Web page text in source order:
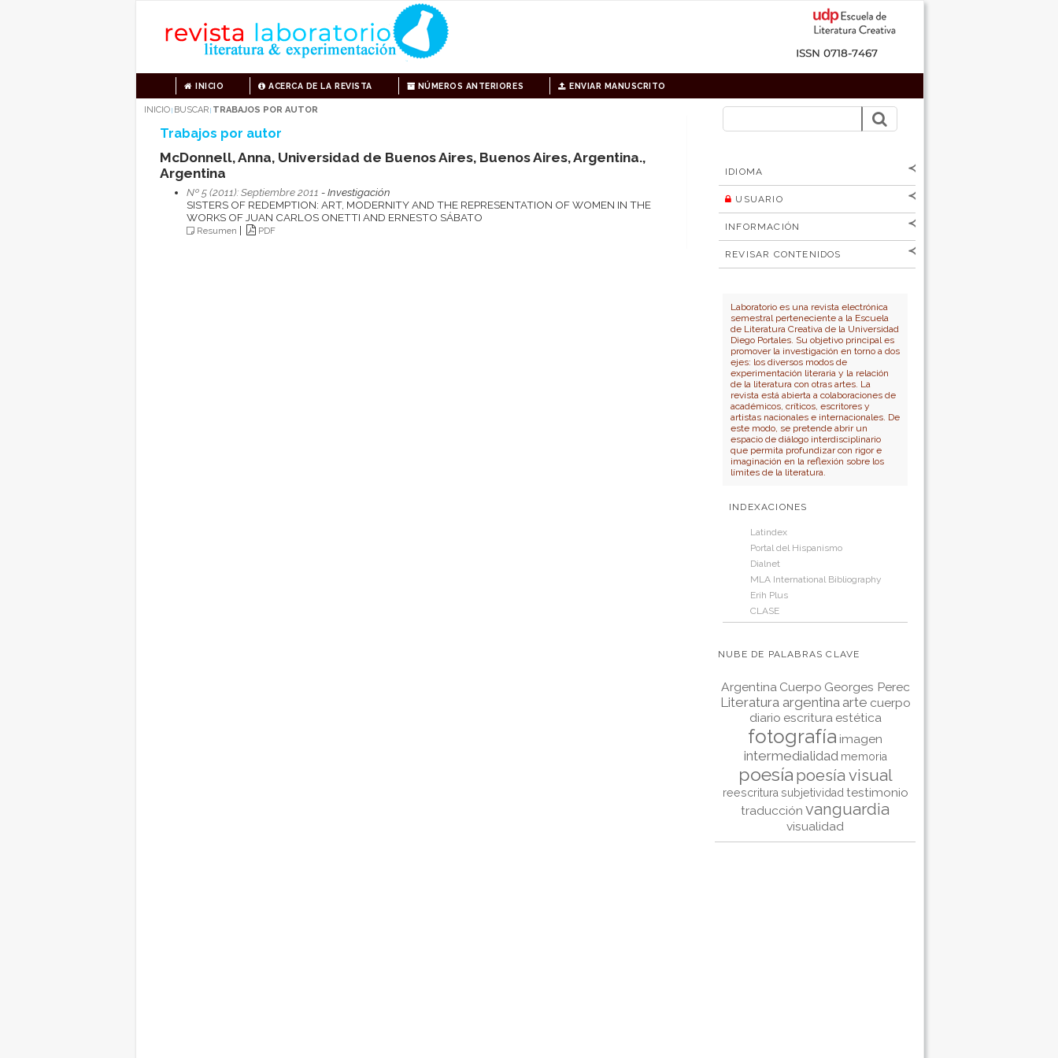
INICIO ACERCA DE LA REVISTA NÚMEROS ANTERIORES ENVIAR MANUSCRITO
IDIOMA
[Español
USUARIO
Nombre de
usuario
Contraseña
INFORMACIÓN
Para lectores/as
Para autores
REVISAR CONTENIDOS
Autor
Título
Laboratorio es una revista electrónica
semestral perteneciente a la Escuela
de Literatura Creativa de la Universidad
Diego Portales. Su objetivo principal es
promover la investigación en torno a dos
ejes: los diversos modos de
experimentación literaria y la relación
de la literatura con otras artes. La
revista está abierta a colaboraciones de
académicos, críticos, escritores y
artistas nacionales e internacionales. De
este modo, se pretende abrir un
espacio de diálogo interdisciplinario
que permita profundizar con rigor e
imaginación en la reflexión sobre los
límites de la literatura.
INDEXACIONES
Latindex
Portal del Hispanismo
Dialnet
MLA International Bibliography
Erih Plus
CLASE
NUBE DE PALABRAS CLAVE
Argentina Cuerpo Georges Perec
Literatura argentina arte cuerpo
diario escritura estética
fotografía imagen
intermedialidad memoria
poesía poesía visual
reescritura subjetividad testimonio
traducción vanguardia
visualidad
INICIO | BUSCAR | TRABAJOS POR AUTOR
Trabajos por autor
McDonnell, Anna, Universidad de Buenos Aires, Buenos Aires, Argentina.,
Argentina
Nº 5 (2011): Septiembre 2011 - Investigación
SISTERS OF REDEMPTION: ART, MODERNITY AND THE REPRESENTATION OF WOMEN IN THE
WORKS OF JUAN CARLOS ONETTI AND ERNESTO SÁBATO
Resumen | PDF